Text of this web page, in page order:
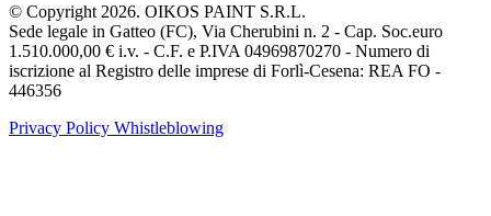
© Copyright 2026. OIKOS PAINT S.R.L.
Sede legale in Gatteo (FC), Via Cherubini n. 2 - Cap. Soc.euro
1.510.000,00 € i.v. - C.F. e P.IVA 04969870270 - Numero di
iscrizione al Registro delle imprese di Forlì-Cesena: REA FO -
446356
Privacy Policy Whistleblowing